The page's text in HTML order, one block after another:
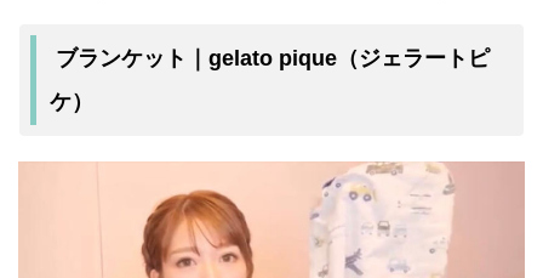
ブランケット｜gelato pique（ジェラートピ
ケ）